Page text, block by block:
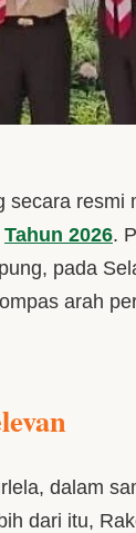
secara resmi
Tahun 2026.
pada
arah
dalam
dari itu,